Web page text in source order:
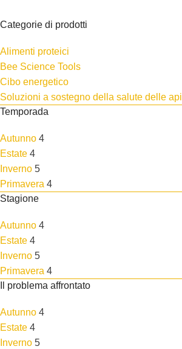
Categorie di prodotti
Alimenti proteici
Bee Science Tools
Cibo energetico
Soluzioni a sostegno della salute delle api
Temporada
Autunno 4
Estate 4
Inverno 5
Primavera 4
Stagione
Autunno 4
Estate 4
Inverno 5
Primavera 4
Il problema affrontato
Autunno 4
Estate 4
Inverno 5